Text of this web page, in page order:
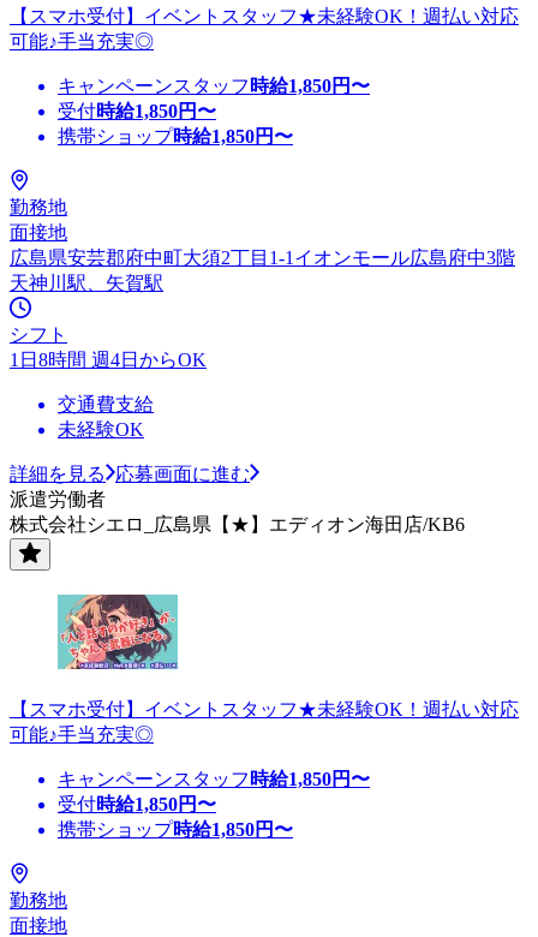
【スマホ受付】イベントスタッフ★未経験OK！週払い対応
可能♪手当充実◎
キャンペーンスタッフ 時給1,850円〜
受付時給1,850円〜
携帯ショップ時給1,850円〜
勤務地
面接地
広島県安芸郡府中町大須2丁目1-1イオンモール広島府中3階
天神川駅、矢賀駅
シフト
1日8時間 週4日からOK
交通費支給
未経験OK
詳細を見る
応募画面に進む
派遣労働者
株式会社シエロ_広島県【★】エディオン海田店/KB6
【スマホ受付】イベントスタッフ★未経験OK！週払い対応
可能♪手当充実◎
キャンペーンスタッフ 時給1,850円〜
受付時給1,850円〜
携帯ショップ時給1,850円〜
勤務地
面接地